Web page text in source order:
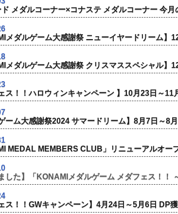
ド メダルコーナー×コナステ メダルコーナー 今
メダルゲーム大感謝祭 ニューイヤードリーム】
メダルゲーム大感謝祭 クリスマススペシャル】
ス！！ハロウィンキャンペーン 】10月23日～11
ーム大感謝祭2024 サマードリーム】8月7日～8
MEDAL MEMBERS CLUB」リニューアルオー
した】「KONAMIメダルゲーム メダフェス！！
ス！！GWキャンペーン】4月24日～5月6日 DP